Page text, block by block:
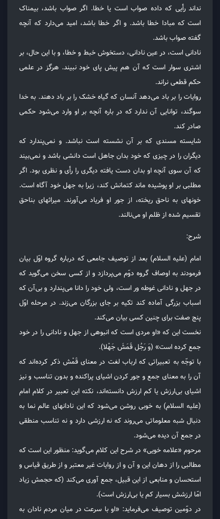
نداند رأیی که داده صواب است یا خطا. اگر صواب باشد، بیمناک
است که مبادا خطا باشد. و اگر خطا باشد، امید می‌دارد که آنچه
گفته صواب باشد.
نادانی است، در عین نادانی، دستخوش خبط و خطا، و با این حال، بر
اشتری سوار است که آن هم پیش پای خود نبیند. هرگز در علمی
حکم قطعی نراند.
روایات را بر باد می‌دهد آنسان که گیاه خشک را بر باد دهند. به خدا
سوگند، توانایی آن ندارد که در باره آنچه بر او وارد می‌شود حکمی
صادر کند.
شایسته مسندی که بر آن نشسته است نباشد. و نمی‌پندارد که
دیگران را در چیزی که خود بدان جاهل است دانشی باشد و نمی‌بیند
که آن سوی آنچه او بدان دست یافته دیگری را رأی و نظری بود. اگر
مطلبی بر او پوشیده ماند کتمانش کند، زیرا به جهل خود آگاه است.
خونهای به ناحق ریخته، از جور او فریاد می‌آورند. میراثهای بناحق
تقسیم شده از ظلم او می‌نالند.
شرح:
امام (علیه السلام) بعد از توصیف جامعی که درباره گروه اوّل بیان
فرمودند به اوصاف گروه دوّم می‌پردازد و از کسی سخن می‌گوید که
در جهل و نادانی غوطه ور است، ولی خود را دانا می‌پندارد و بی‌آن که
اسباب بزرگی آماده کند تکیه بر جای بزرگان می‌زند. در مرحله اوّل
پنج صفت برای چنین کسی بیان می‌کند.
نخست این که «او مردی است که انبوهی از جهل و نادانی را در خود
جمع کرده است» (وَ رَجُل قَمَشَ جَهْلا).
با توجّه به تعبیراتی که ارباب لغت در معنای قَمْش ذکر کرده‌اند که
آن را به معنای جمع و جور کردن اشیای پراکنده و بدون تناسب و نیز
اشیای بی‌ارزش یا کم ارزش دانسته‌اند، نکته این تعبیر در کلام امام
(علیه السلام) به خوبی روشن می‌شود که این نادانهای عالم نما به
دنبال شبه معلوماتی می‌روند که نه ارزشی دارد و نه تناسب منطقی
در جمع آن دیده می‌شود.
مرحوم «علامه خویی» در شرح این کلام می‌گوید: منظور این است که
مطالبی را از دهان این و آن و از روایات غیر معتبر و از طریق قیاس و
استحسان و منابعی از این قبیل، جمع آوری می‌کند (که حجمش زیاد
امّا ارزشش بسیار کم یا بی‌ارزش است).
در دوّمین توصیف می‌فرماید: «او با سرعت در میان مردم نادان به